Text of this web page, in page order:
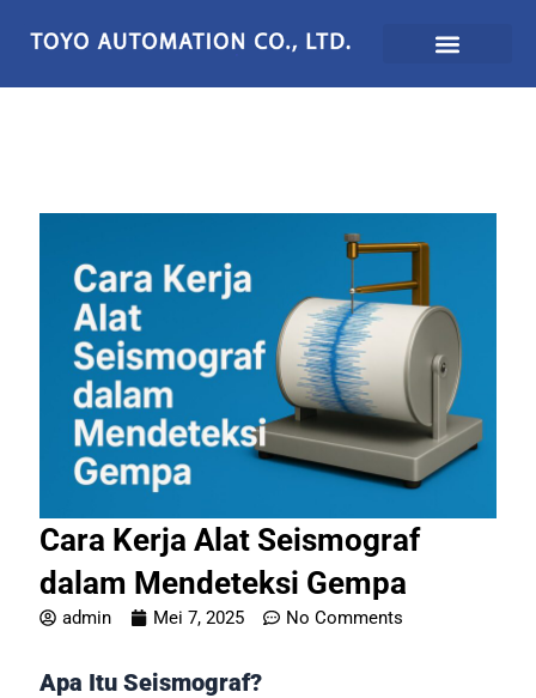
ke
Cara Kerja Alat Seismograf
dalam Mendeteksi Gempa
admin Mei 7, 2025 No Comments
Apa Itu Seismograf?